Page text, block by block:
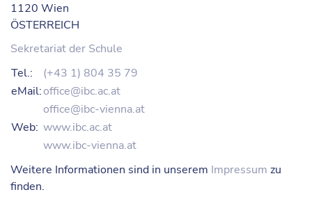
1120 Wien
ÖSTERREICH
Sekretariat der Schule
Tel.:
(+43 1) 804 35 79
eMail:office@ibc.ac.at
office@ibc-vienna.at
Web: www.ibc.ac.at
www.ibc-vienna.at
Weitere Informationen sind in unserem Impressum zu
finden.